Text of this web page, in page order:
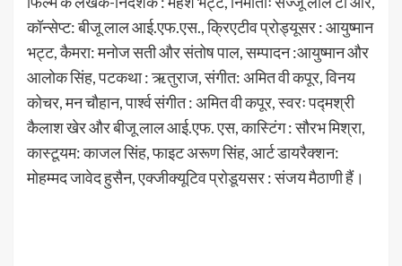
कॉन्सेप्ट: बीजू लाल आई.एफ.एस., क्रिएटीव प्रोड्यूसर : आयुष्मान
भट्ट, कैमरा: मनोज सती और संतोष पाल, सम्पादन :आयुष्मान और
आलोक सिंह, पटकथा : ऋतुराज, संगीत: अमित वी कपूर, विनय
कोचर, मन चौहान, पार्श्व संगीत : अमित वी कपूर, स्वरः पद्मश्री
कैलाश खेर और बीजू लाल आई.एफ. एस, कास्टिंग : सौरभ मिश्रा,
कास्टूयम: काजल सिंह, फाइट अरूण सिंह, आर्ट डायरैक्शन:
मोहम्मद जावेद हुसैन, एक्जीक्यूटिव प्रोडूयसर : संजय मैठाणी हैं।